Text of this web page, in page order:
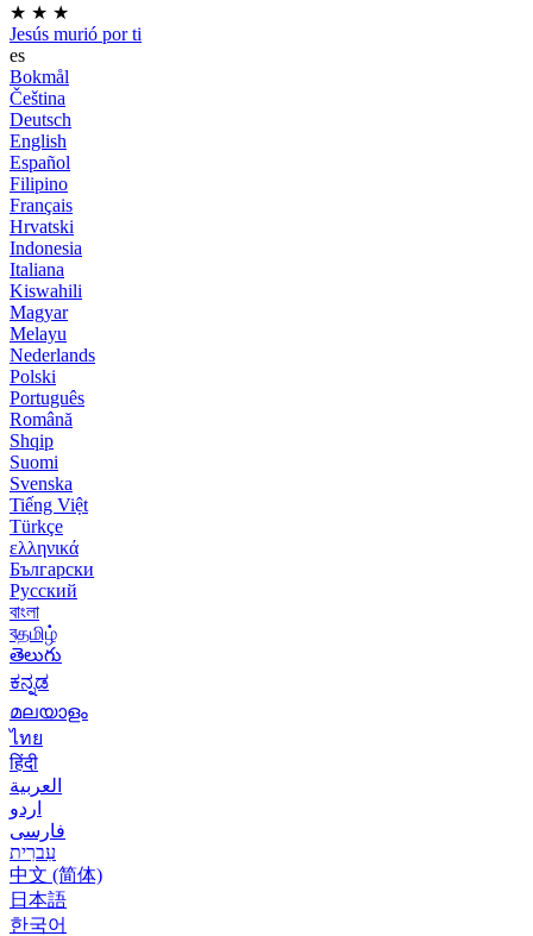
★ ★ ★
Jesús murió por ti
es
Bokmål
Čeština
Deutsch
English
Español
Filipino
Français
Hrvatski
Indonesia
Italiana
Kiswahili
Magyar
Melayu
Nederlands
Polski
Português
Română
Shqip
Suomi
Svenska
Tiếng Việt
Türkçe
ελληνικά
Български
Русский
বাংলা
বதமிழ்
తెలుగు
ಕನ್ನಡ
മലയാളം
ไทย
हिंदी
العربية
اردو
فارسی
עִברִית
中文 (简体)
日本語
한국어